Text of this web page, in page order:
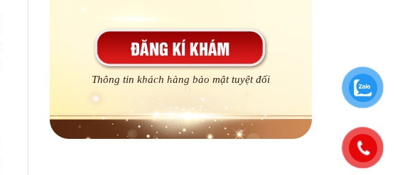
Thông tin khách hàng bảo mật tuyệt đối